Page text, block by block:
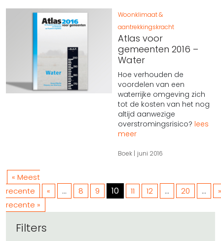
Woonklimaat &
aantrekkingskracht
Atlas voor
gemeenten 2016 –
Water
Hoe verhouden de
voordelen van een
waterrijke omgeving zich
tot de kosten van het nog
altijd aanwezige
overstromingsrisico? lees
meer
Boek juni 2016
« Meest
recente
« ... 8 9 10 11 12 ... 20 ...
»
recente »
Filters